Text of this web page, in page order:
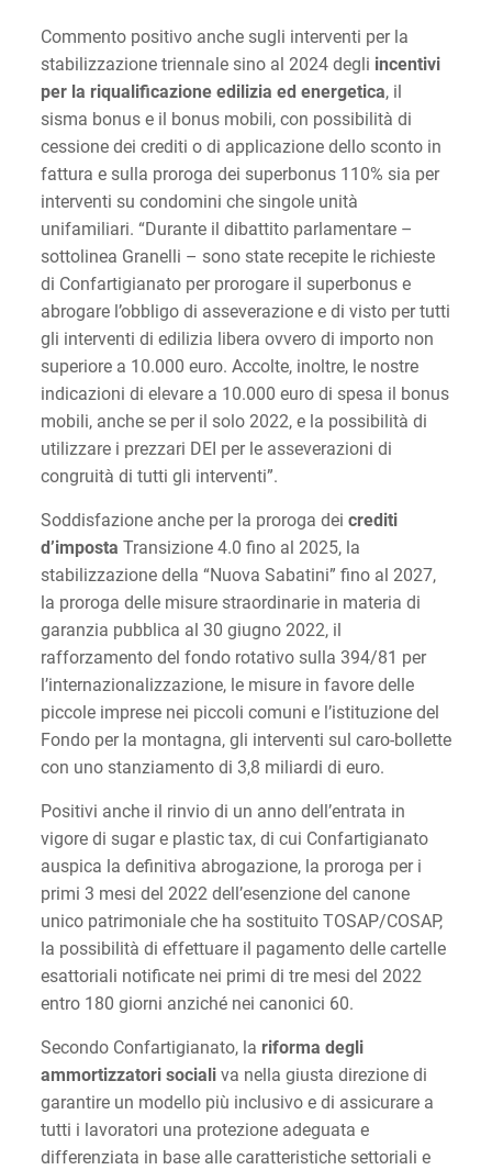
Commento positivo anche sugli interventi per la
stabilizzazione triennale sino al 2024 degli incentivi
per la riqualificazione edilizia ed energetica, il
sisma bonus e il bonus mobili, con possibilità di
cessione dei crediti o di applicazione dello sconto in
fattura e sulla proroga dei superbonus 110% sia per
interventi su condomini che singole unità
unifamiliari. “Durante il dibattito parlamentare –
sottolinea Granelli – sono state recepite le richieste
di Confartigianato per prorogare il superbonus e
abrogare l’obbligo di asseverazione e di visto per tutti
gli interventi di edilizia libera ovvero di importo non
superiore a 10.000 euro. Accolte, inoltre, le nostre
indicazioni di elevare a 10.000 euro di spesa il bonus
mobili, anche se per il solo 2022, e la possibilità di
utilizzare i prezzari DEI per le asseverazioni di
congruità di tutti gli interventi”.
Soddisfazione anche per la proroga dei crediti
d’imposta Transizione 4.0 fino al 2025, la
stabilizzazione della “Nuova Sabatini” fino al 2027,
la proroga delle misure straordinarie in materia di
garanzia pubblica al 30 giugno 2022, il
rafforzamento del fondo rotativo sulla 394/81 per
l’internazionalizzazione, le misure in favore delle
piccole imprese nei piccoli comuni e l’istituzione del
Fondo per la montagna, gli interventi sul caro-bollette
con uno stanziamento di 3,8 miliardi di euro.
Positivi anche il rinvio di un anno dell’entrata in
vigore di sugar e plastic tax, di cui Confartigianato
auspica la definitiva abrogazione, la proroga per i
primi 3 mesi del 2022 dell’esenzione del canone
unico patrimoniale che ha sostituito TOSAP/COSAP,
la possibilità di effettuare il pagamento delle cartelle
esattoriali notificate nei primi di tre mesi del 2022
entro 180 giorni anziché nei canonici 60.
Secondo Confartigianato, la riforma degli
ammortizzatori socialiva nella giusta direzione di
garantire un modello più inclusivo e di assicurare a
tutti i lavoratori una protezione adeguata e
differenziata in base alle caratteristiche settoriali e